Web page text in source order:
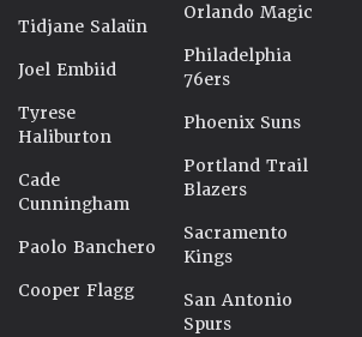
Tidjane Salaün
Joel Embiid
Tyrese
Haliburton
Cade
Cunningham
Paolo Banchero
Cooper Flagg
Orlando Magic
Philadelphia
76ers
Phoenix Suns
Portland Trail
Blazers
Sacramento
Kings
San Antonio
Spurs